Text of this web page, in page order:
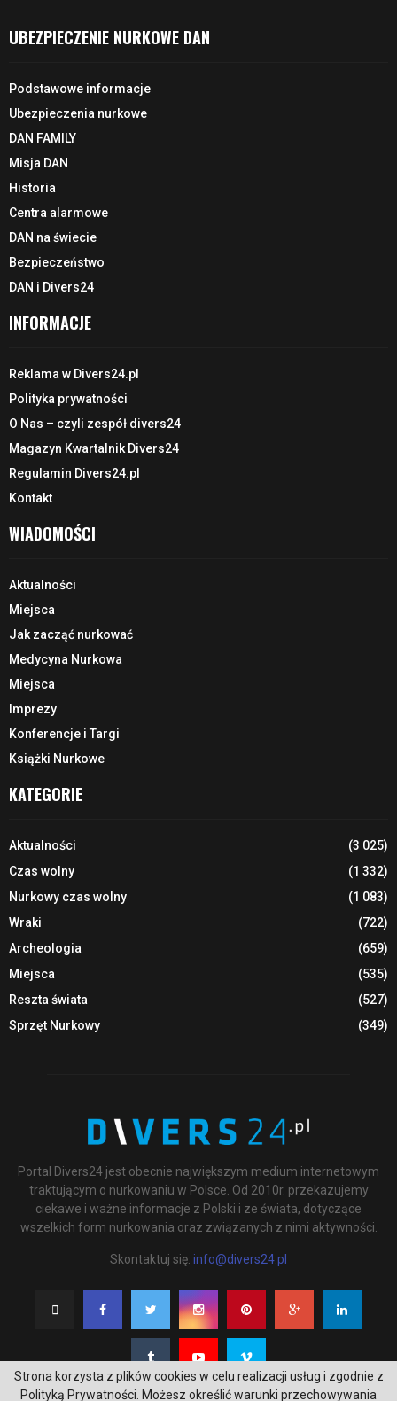
UBEZPIECZENIE NURKOWE DAN
Podstawowe informacje
Ubezpieczenia nurkowe
DAN FAMILY
Misja DAN
Historia
Centra alarmowe
DAN na świecie
Bezpieczeństwo
DAN i Divers24
INFORMACJE
Reklama w Divers24.pl
Polityka prywatności
O Nas – czyli zespół divers24
Magazyn Kwartalnik Divers24
Regulamin Divers24.pl
Kontakt
WIADOMOŚCI
Aktualności
Miejsca
Jak zacząć nurkować
Medycyna Nurkowa
Miejsca
Imprezy
Konferencje i Targi
Książki Nurkowe
KATEGORIE
Aktualności
(3 025)
Czas wolny
(1 332)
Nurkowy czas wolny
(1 083)
Wraki
(722)
Archeologia
(659)
Miejsca
(535)
Reszta świata
(527)
Sprzęt Nurkowy
(349)
Portal Divers24 jest obecnie największym medium internetowym
traktującym o nurkowaniu w Polsce. Od 2010r. przekazujemy
ciekawe i ważne informacje z Polski i ze świata, dotyczące
wszelkich form nurkowania oraz związanych z nimi aktywności.
Skontaktuj się: info@divers24.pl
Strona korzysta z plików cookies w celu realizacji usług i zgodnie z
Polityką Prywatności. Możesz określić warunki przechowywania